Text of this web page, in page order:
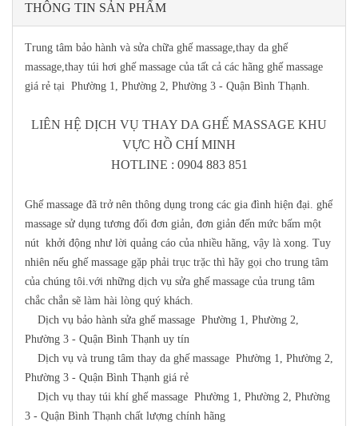
THÔNG TIN SẢN PHẨM
Trung tâm bảo hành và sửa chữa ghế massage,thay da ghế
massage,thay túi hơi ghế massage của tất cả các hãng ghế massage
giá rẻ tại Phường 1, Phường 2, Phường 3 - Quận Bình Thạnh.
LIÊN HỆ DỊCH VỤ THAY DA GHẾ MASSAGE KHU
VỰC HỒ CHÍ MINH
HOTLINE : 0904 883 851
Ghế massage đã trở nên thông dụng trong các gia đình hiện đại. ghế
massage sử dụng tương đối đơn giản, đơn giản đến mức bấm một
nút khởi động như lời quảng cáo của nhiều hãng, vậy là xong. Tuy
nhiên nếu ghế massage gặp phải trục trặc thì hãy gọi cho trung tâm
của chúng tôi.với những dịch vụ sửa ghế massage của trung tâm
chắc chắn sẽ làm hài lòng quý khách.
Dịch vụ bảo hành sửa ghế massage Phường 1, Phường 2,
Phường 3 - Quận Bình Thạnh uy tín
Dịch vụ và trung tâm thay da ghế massage Phường 1, Phường 2,
Phường 3 - Quận Bình Thạnh giá rẻ
Dịch vụ thay túi khí ghế massage Phường 1, Phường 2, Phường
3 - Quận Bình Thạnh chất lượng chính hãng